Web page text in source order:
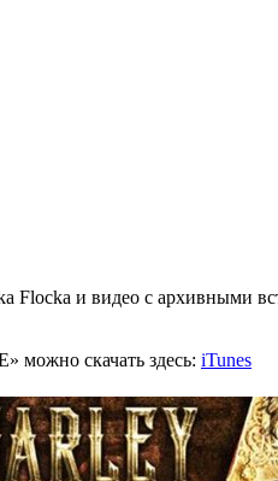
Flocka и видео с архивными
скачать здесь: iTunes